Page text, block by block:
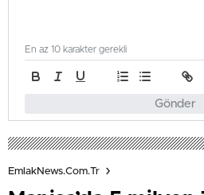
Gönder
En az 10 karakter gerekli
EmlakNews.com.tr